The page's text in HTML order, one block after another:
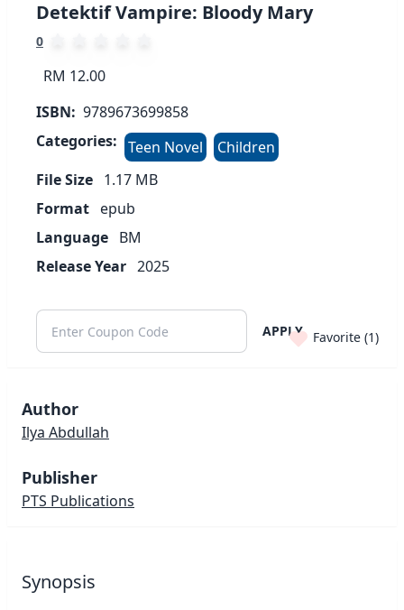
Detektif Vampire: Bloody Mary
0
RM 12.00
ISBN: 9789673699858
Categories: Teen Novel
Children
File Size 1.17 MB
Format epub
Language BM
Release Year 2025
APPLY Favorite (1)
Author
Ilya Abdullah
Publisher
PTS Publications
Synopsis